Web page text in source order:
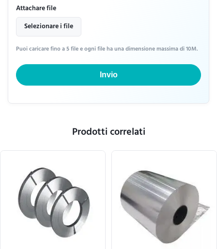
Attachare file
Selezionare i file
Puoi caricare fino a 5 file e ogni file ha una dimensione massima di 10M.
Invio
Prodotti correlati